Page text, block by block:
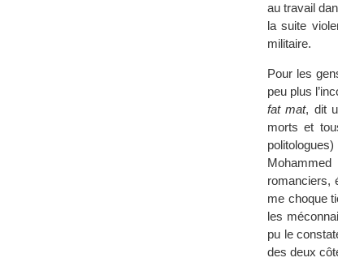
au travail
la suite
militaire.
Pour les
peu plus
fat mat, dit
morts et
romanciers,
me choque
les
pu le
des deux